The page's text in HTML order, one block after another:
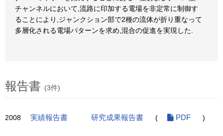
チャンネルにおいて,流路に印加する電場を非定常に制御す
ることにより,ジャンクション部で2種の流体が折り重なって
多層化される電場パターンを求め,混合の促進を実現した.
報告書 (3件)
2008 実績報告書 研究成果報告書 ( PDF )